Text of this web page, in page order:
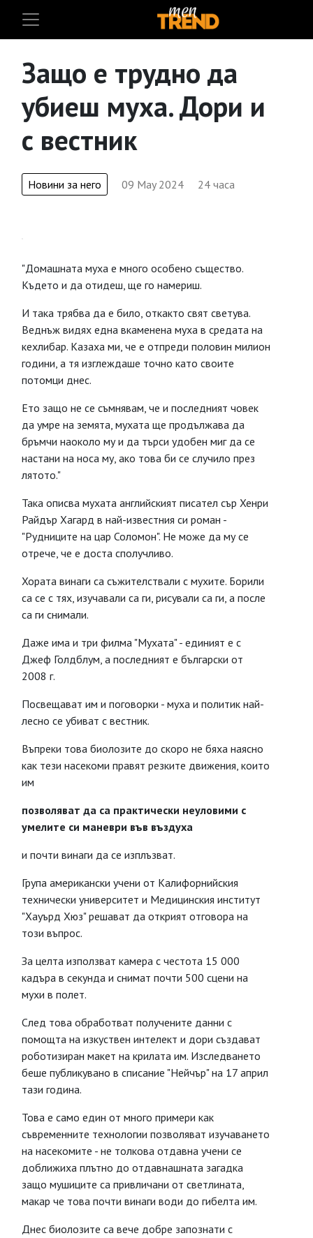
Защо е трудно да
убиеш муха. Дори и
с вестник
Новини за него 09 May 2024 24 часа
"Домашната муха е много особено същество.
Където и да отидеш, ще го намериш.
И така трябва да е било, откакто свят светува.
Веднъж видях една вкаменена муха в средата на
кехлибар. Казаха ми, че е отпреди половин милион
години, а тя изглеждаше точно като своите
потомци днес.
Ето защо не се съмнявам, че и последният човек
да умре на земята, мухата ще продължава да
бръмчи наоколо му и да търси удобен миг да се
настани на носа му, ако това би се случило през
лятото."
Така описва мухата английският писател сър Хенри
Райдър Хагард в най-известния си роман -
"Рудниците на цар Соломон". Не може да му се
отрече, че е доста сполучливо.
Хората винаги са съжителствали с мухите. Борили
са се с тях, изучавали са ги, рисували са ги, а после
са ги снимали.
Даже има и три филма "Мухата" - единият е с
Джеф Голдблум, а последният е български от
2008 г.
Посвещават им и поговорки - муха и политик най-
лесно се убиват с вестник.
Въпреки това биолозите до скоро не бяха наясно
как тези насекоми правят резките движения, които
им
позволяват да са практически неуловими с
умелите си маневри във въздуха
и почти винаги да се изплъзват.
Група американски учени от Калифорнийския
технически университет и Медицинския институт
"Хауърд Хюз" решават да открият отговора на
този въпрос.
За целта използват камера с честота 15 000
кадъра в секунда и снимат почти 500 сцени на
мухи в полет.
След това обработват получените данни с
помощта на изкуствен интелект и дори създават
роботизиран макет на крилата им. Изследването
беше публикувано в списание "Нейчър" на 17 април
тази година.
Това е само един от много примери как
съвременните технологии позволяват изучаването
на насекомите - не толкова отдавна учени се
доближиха плътно до отдавнашната загадка
защо мушиците са привличани от светлината,
макар че това почти винаги води до гибелта им.
Днес биолозите са вече добре запознати с